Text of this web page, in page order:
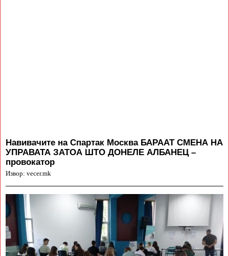
Навивачите на Спартак Москва БАРААТ СМЕНА НА
УПРАВАТА ЗАТОА ШТО ДОНЕЛЕ АЛБАНЕЦ –
провокатор
Извор: vecer.mk